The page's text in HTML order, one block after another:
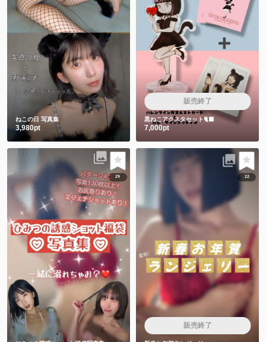
ねこの日 写真集
3,980pt
販売終了
黒ねこアクスタセット🐈‍⬛
7,000pt
29 22
販売終了